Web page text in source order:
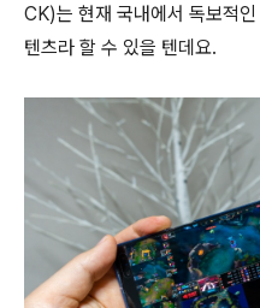
CK)는 현재 국내에서 독보적
텐츠라 할 수 있을 텐데요.